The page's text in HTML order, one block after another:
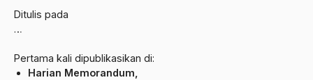
Ditulis pada
…
Pertama kali dipublikasikan di:
Harian Memorandum,
Andi Mallarangeng
Andre Gide